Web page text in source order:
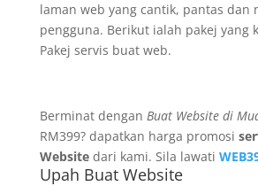
laman web yang cantik, pantas dan
pengguna. Berikut ialah pakej yang
Pakej servis buat web.
Berminat dengan Buat Website di
RM399? dapatkan harga promosi
Websitedari kami. Sila lawati
Upah Buat Website